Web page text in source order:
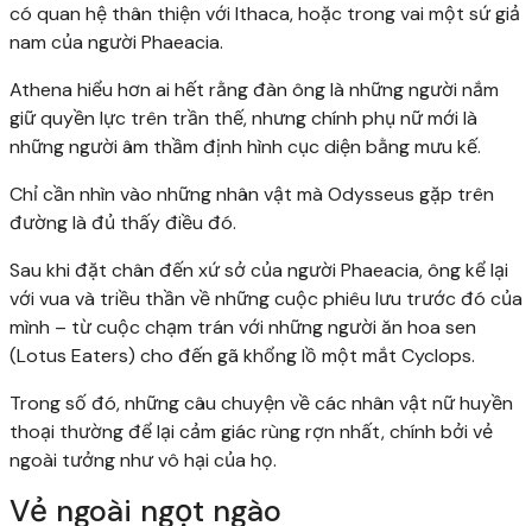
có quan hệ thân thiện với Ithaca, hoặc trong vai một sứ giả
nam của người Phaeacia.
Athena hiểu hơn ai hết rằng đàn ông là những người nắm
giữ quyền lực trên trần thế, nhưng chính phụ nữ mới là
những người âm thầm định hình cục diện bằng mưu kế.
Chỉ cần nhìn vào những nhân vật mà Odysseus gặp trên
đường là đủ thấy điều đó.
Sau khi đặt chân đến xứ sở của người Phaeacia, ông kể lại
với vua và triều thần về những cuộc phiêu lưu trước đó của
mình – từ cuộc chạm trán với những người ăn hoa sen
(Lotus Eaters) cho đến gã khổng lồ một mắt Cyclops.
Trong số đó, những câu chuyện về các nhân vật nữ huyền
thoại thường để lại cảm giác rùng rợn nhất, chính bởi vẻ
ngoài tưởng như vô hại của họ.
Vẻ ngoài ngọt ngào